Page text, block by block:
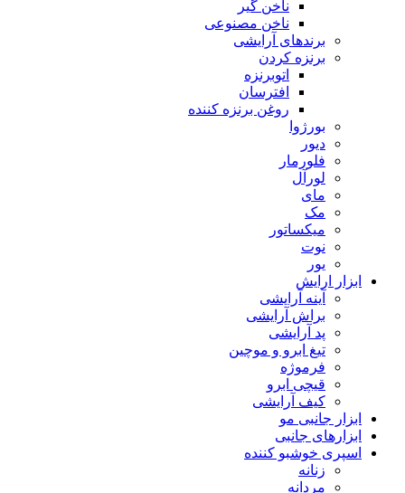
ناخن گیر
ناخن مصنوعی
برندهای آرایشی
برنزه کردن
اتوبرنزه
افترسان
روغن برنزه کننده
بورژوا
دیور
فلورمار
لورآل
مای
مک
میکساتور
نوت
یور
ابزار ارایش
آینه آرایشی
براش آرایشی
پد آرایشی
تیغ ابرو و موچین
فرموژه
قیچی ابرو
کیف آرایشی
ابزار جانبی مو
ابزارهای جانبی
اسپری خوشبو کننده
زنانه
مردانه